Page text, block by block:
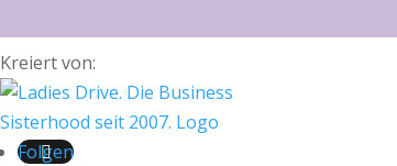
Kreiert von:
Folgen